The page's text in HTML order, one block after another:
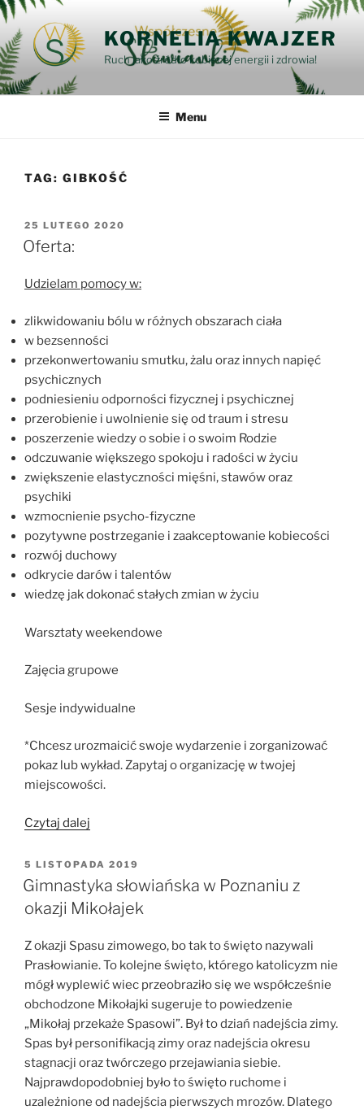
Przejdź
do
treści
KORNELIA KWAJZER
Ruch jako źródło kobiecej energii i zdrowia!
Menu
TAG: GIBKOŚĆ
OPUBLIKOWANE
W
25 LUTEGO 2020
Oferta:
Udzielam pomocy w:
zlikwidowaniu bólu w różnych obszarach ciała
w bezsenności
przekonwertowaniu smutku, żalu oraz innych napięć
psychicznych
podniesieniu odporności fizycznej i psychicznej
przerobienie i uwolnienie się od traum i stresu
poszerzenie wiedzy o sobie i o swoim Rodzie
odczuwanie większego spokoju i radości w życiu
zwiększenie elastyczności mięśni, stawów oraz
psychiki
wzmocnienie psycho-fizyczne
pozytywne postrzeganie i zaakceptowanie kobiecości
rozwój duchowy
odkrycie darów i talentów
wiedzę jak dokonać stałych zmian w życiu
Warsztaty weekendowe
Zajęcia grupowe
Sesje indywidualne
*Chcesz urozmaicić swoje wydarzenie i zorganizować
pokaz lub wykład. Zapytaj o organizację w twojej
miejscowości.
Czytaj dalej
OPUBLIKOWANE
W
5 LISTOPADA 2019
Gimnastyka słowiańska w Poznaniu z
okazji Mikołajek
Z okazji Spasu zimowego, bo tak to święto nazywali
Prasłowianie. To kolejne święto, którego katolicyzm nie
mógł wyplewić wiec przeobraziło się we współcześnie
obchodzone Mikołajki sugeruje to powiedzenie
„Mikołaj przekaże Spasowi”. Był to dziań nadejścia zimy.
Spas był personifikacją zimy oraz nadejścia okresu
stagnacji oraz twórczego przejawiania siebie.
Najprawdopodobniej było to święto ruchome i
uzależnione od nadejścia pierwszych mrozów. Dlatego